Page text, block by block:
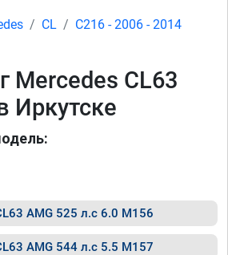
CL
C216 - 2006 - 2014
Mercedes CL63
Иркутске
AMG 525 л.с 6.0 M156
AMG 544 л.с 5.5 M157